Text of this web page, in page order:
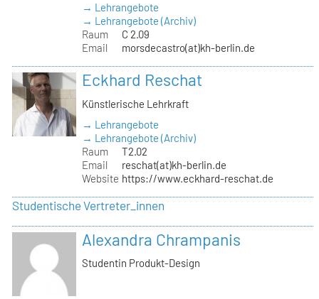
→ Lehrangebote
→ Lehrangebote (Archiv)
Raum
C 2.09
Email
morsdecastro(at)kh-berlin.de
Eckhard Reschat
Künstlerische Lehrkraft
→ Lehrangebote
→ Lehrangebote (Archiv)
Raum
T2.02
Email
reschat(at)kh-berlin.de
Website https://www.eckhard-reschat.de
Studentische Vertreter_innen
Alexandra Chrampanis
Studentin Produkt-Design